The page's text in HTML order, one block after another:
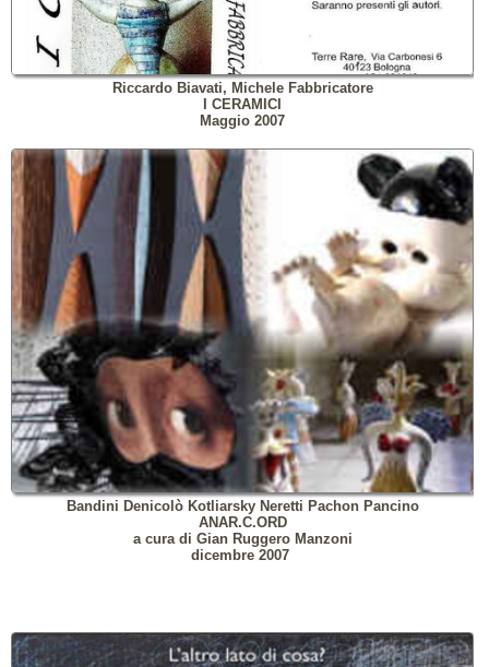
Riccardo Biavati, Michele Fabbricatore
I CERAMICI
Maggio 2007
Bandini Denicolò Kotliarsky Neretti Pachon Pancino
ANAR.C.ORD
a cura di Gian Ruggero Manzoni
dicembre 2007